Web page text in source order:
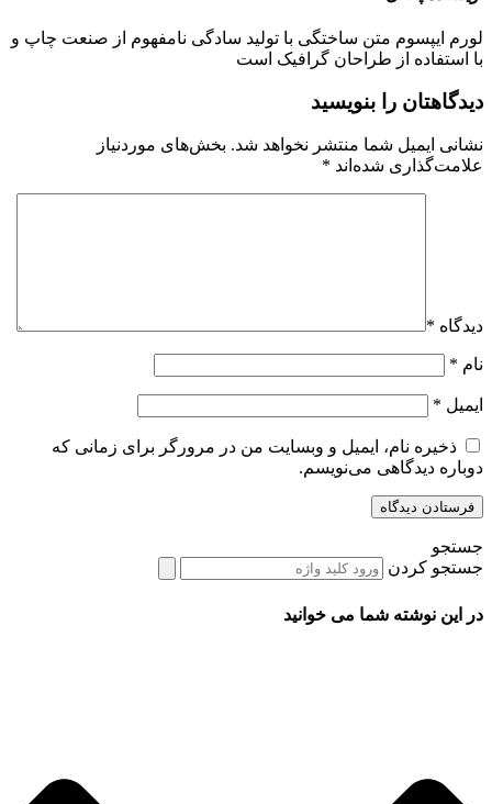
لورم ایپسوم متن ساختگی با تولید سادگی نامفهوم از صنعت چاپ و
با استفاده از طراحان گرافیک است
دیدگاهتان را بنویسید
نشانی ایمیل شما منتشر نخواهد شد. بخش‌های موردنیاز
علامت‌گذاری شده‌اند *
دیدگاه *
نام *
ایمیل *
ذخیره نام، ایمیل و وبسایت من در مرورگر برای زمانی که
دوباره دیدگاهی می‌نویسم.
جستجو
جستجو کردن
در این نوشته شما می خوانید